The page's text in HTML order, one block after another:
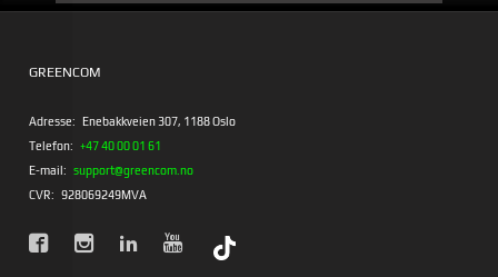
GREENCOM
Adresse: Enebakkveien 307, 1188 Oslo
Telefon: +47 40 00 01 61
E-mail: support@greencom.no
CVR: 928069249MVA